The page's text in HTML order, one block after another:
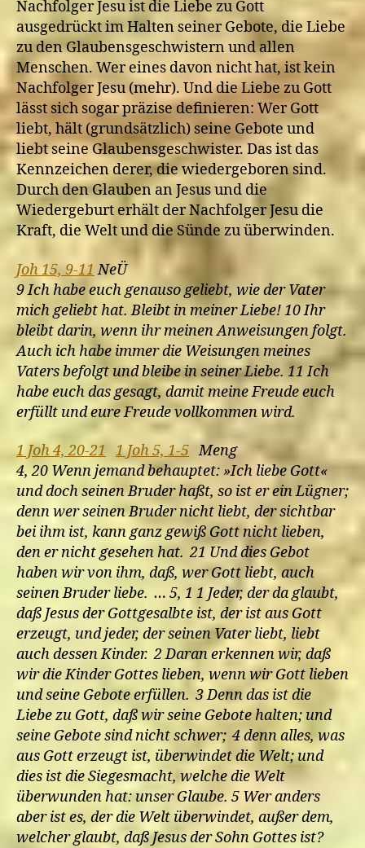
Nachfolger Jesu ist die Liebe zu Gott
ausgedrückt im Halten seiner Gebote, die Liebe
zu den Glaubensgeschwistern und allen
Menschen. Wer eines davon nicht hat, ist kein
Nachfolger Jesu (mehr). Und die Liebe zu Gott
lässt sich sogar präzise definieren: Wer Gott
liebt, hält (grundsätzlich) seine Gebote und
liebt seine Glaubensgeschwister. Das ist das
Kennzeichen derer, die wiedergeboren sind.
Durch den Glauben an Jesus und die
Wiedergeburt erhält der Nachfolger Jesu die
Kraft, die Welt und die Sünde zu überwinden.
Joh 15, 9-11 NeÜ
9 Ich habe euch genauso geliebt, wie der Vater
mich geliebt hat. Bleibt in meiner Liebe! 10 Ihr
bleibt darin, wenn ihr meinen Anweisungen folgt.
Auch ich habe immer die Weisungen meines
Vaters befolgt und bleibe in seiner Liebe. 11 Ich
habe euch das gesagt, damit meine Freude euch
erfüllt und eure Freude vollkommen wird.
1 Joh 4, 20-21 1 Joh 5, 1-5 Meng
4, 20 Wenn jemand behauptet: »Ich liebe Gott«
und doch seinen Bruder haßt, so ist er ein Lügner;
denn wer seinen Bruder nicht liebt, der sichtbar
bei ihm ist, kann ganz gewiß Gott nicht lieben,
den er nicht gesehen hat. 21 Und dies Gebot
haben wir von ihm, daß, wer Gott liebt, auch
seinen Bruder liebe. … 5, 1 1 Jeder, der da glaubt,
daß Jesus der Gottgesalbte ist, der ist aus Gott
erzeugt, und jeder, der seinen Vater liebt, liebt
auch dessen Kinder. 2 Daran erkennen wir, daß
wir die Kinder Gottes lieben, wenn wir Gott lieben
und seine Gebote erfüllen. 3 Denn das ist die
Liebe zu Gott, daß wir seine Gebote halten; und
seine Gebote sind nicht schwer; 4 denn alles, was
aus Gott erzeugt ist, überwindet die Welt; und
dies ist die Siegesmacht, welche die Welt
überwunden hat: unser Glaube. 5 Wer anders
aber ist es, der die Welt überwindet, außer dem,
welcher glaubt, daß Jesus der Sohn Gottes ist?